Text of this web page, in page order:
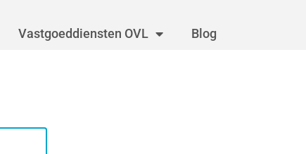
Vastgoeddiensten OVL Blog